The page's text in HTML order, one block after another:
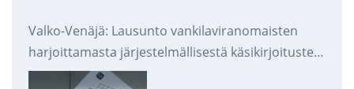
Valko-Venäjä: Lausunto vankilaviranomaisten
harjoittamasta järjestelmällisestä käsikirjoitusten
takavarikoinnista ja tuhoamisesta